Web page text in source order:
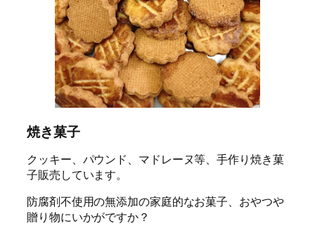
焼き菓子
クッキー、パウンド、マドレーヌ等、手作り焼き菓
子販売しています。
防腐剤不使用の無添加の家庭的なお菓子、おやつや
贈り物にいかがですか？